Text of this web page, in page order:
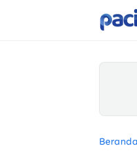
Beranda